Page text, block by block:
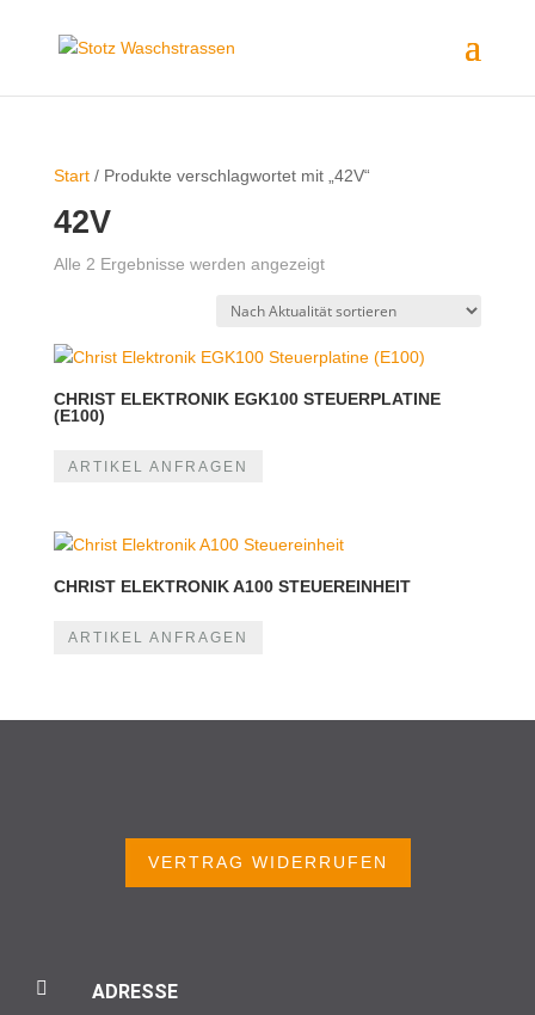
Start/ Produkte verschlagwortet mit „42V“
42V
Alle 2 Ergebnisse werden angezeigtNach
sortiert
CHRIST ELEKTRONIK EGK100 STEUERPLATINE
(E100)
ARTIKEL ANFRAGEN
CHRIST ELEKTRONIK A100 STEUEREINHEIT
ARTIKEL ANFRAGEN
VERTRAG WIDERRUFEN
 ADRESSE